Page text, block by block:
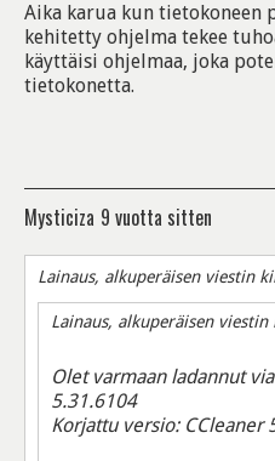
Aika karua kun tietokoneen
kehitetty ohjelma tekee
käyttäisi ohjelmaa, joka
tietokonetta.
Mysticiza 9 vuotta sitten
Lainaus, alkuperäisen viestin
Lainaus, alkuperäisen
Olet varmaan ladannut
5.31.6104
Korjattu versio: CCleaner